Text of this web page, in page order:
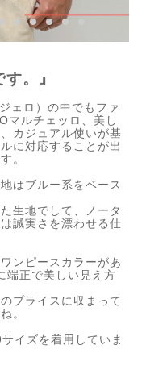
。』
ェロ）の中でもファ
マルチェッロ、美し
カジュアル使いが基
に対応することが出
。
はブルー系をベース
生地でして、ノータ
誠実さを漂わせる仕
ンピースカラーがあ
端正で美しい見え方
プライスに収まって
。
イズを着用していま